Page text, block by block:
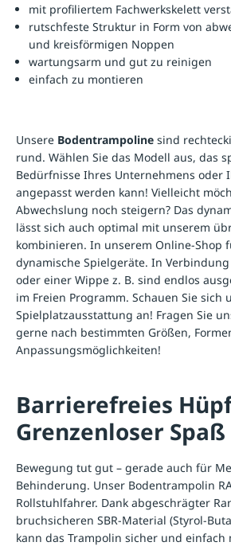
mit profiliertem Fachwerkskelett
rutschfeste Struktur in Form von
und kreisförmigen Noppen
wartungsarm und gut zu reinigen
einfach zu montieren
Unsere Bodentrampoline sind
rund. Wählen Sie das Modell aus, das
Bedürfnisse Ihres Unternehmens oder
angepasst werden kann! Vielleicht
Abwechslung noch steigern? Das
lässt sich auch optimal mit unserem
kombinieren. In unserem Online-Shop
dynamische Spielgeräte. In
oder einer Wippe z. B. sind endlos
im Freien Programm. Schauen Sie sich
Spielplatzausstattung an! Fragen Sie
gerne nach bestimmten Größen,
Anpassungsmöglichkeiten!
Barrierefreies
Grenzenloser
Bewegung tut gut – gerade auch für
Behinderung. Unser Bodentrampolin
Rollstuhlfahrer. Dank abgeschrägter
bruchsicheren SBR-Material (Styrol-
kann das Trampolin sicher und einfach